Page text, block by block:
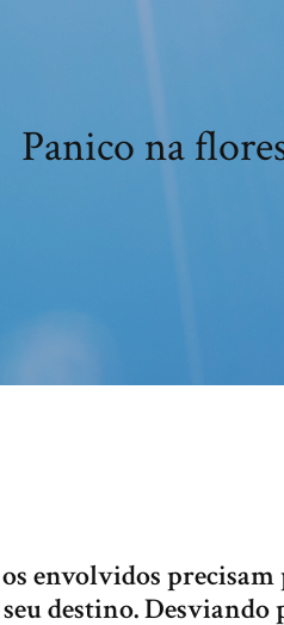
Panico na
envolvidos
destino. Desviando